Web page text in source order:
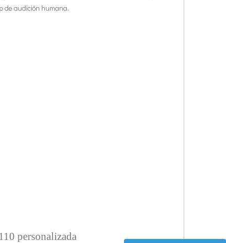
de audición humana.
personalizada